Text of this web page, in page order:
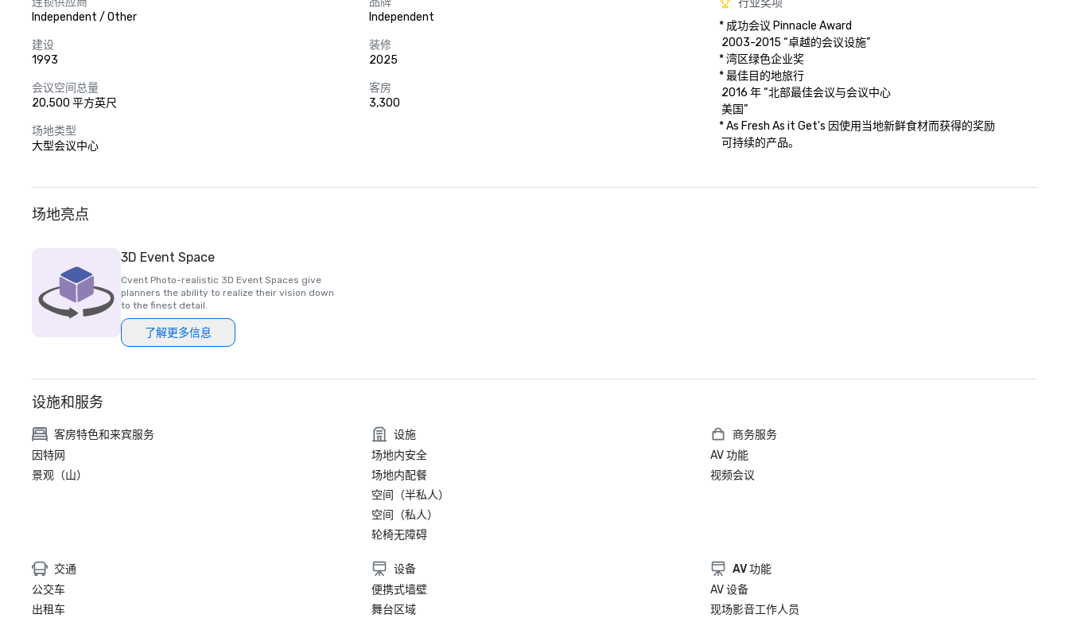
Independent / Other
Independent
建设
1993
装修
2025
会议空间总量
20,500 平方英尺
客房
3,300
场地类型
大型会议中心
行业奖项
* 成功会议 Pinnacle Award
2003-2015 “卓越的会议设施”
* 湾区绿色企业奖
* 最佳目的地旅行
2016 年 “北部最佳会议与会议中心
美国”
* As Fresh As it Get's 因使用当地新鲜食材而获得的奖励
可持续的产品。
场地亮点
3D Event Space
Cvent Photo-realistic 3D Event Spaces give
planners the ability to realize their vision down
to the finest detail.
了解更多信息
设施和服务
客房特色和来宾服务
因特网
景观（山）
设施
场地内安全
场地内配餐
空间（半私人）
空间（私人）
轮椅无障碍
商务服务
AV 功能
视频会议
交通
公交车
出租车
设备
便携式墙壁
舞台区域
AV 功能
AV 设备
现场影音工作人员